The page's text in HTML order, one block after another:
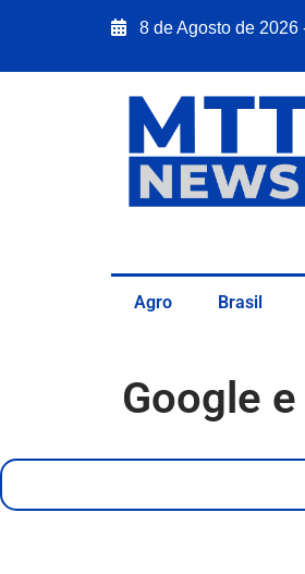
8 de Agosto de 2026
Agro Brasil
Google